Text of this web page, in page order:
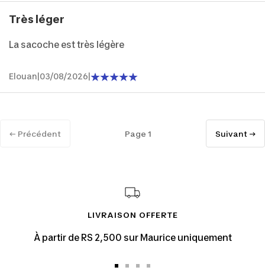
Très léger
La sacoche est très légère
Elouan 03/08/2026
← Précédent Page 1 Suivant →
LIVRAISON OFFERTE
À partir de RS 2,500 sur Maurice uniquement